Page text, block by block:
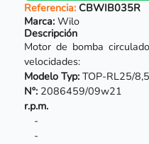
Referencia:CBWIB035R
Marca: Wilo
Descripción
Motor de bomba
velocidades:
Modelo Typ: TOP-RL25/
Nº: 2086459/09w21
r.p.m.
-
-